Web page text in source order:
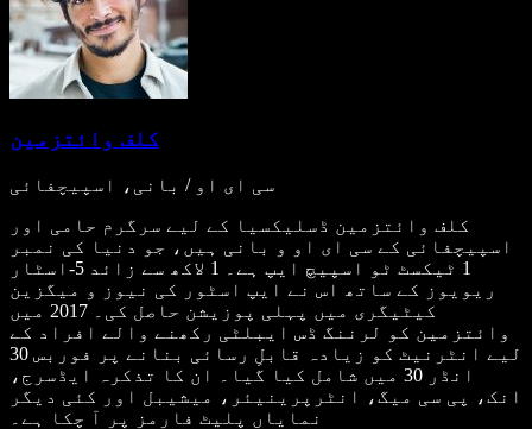
کلف وائتزمین
سی ای او / بانی، اسپیچفائی
کلف وائتزمین ڈسلیکسیا کے لیے سرگرم حامی اور
اسپیچفائی کے سی ای او و بانی ہیں، جو دنیا کی نمبر
1 ٹیکسٹ ٹو اسپیچ ایپ ہے۔ 1 لاکھ سے زائد 5-اسٹار
ریویوز کے ساتھ اس نے ایپ اسٹور کی نیوز و میگزین
کیٹیگری میں پہلی پوزیشن حاصل کی۔ 2017 میں
وائتزمین کو لرننگ ڈس ایبلٹی رکھنے والے افراد کے
لیے انٹرنیٹ کو زیادہ قابلِ رسائی بنانے پر فوربس 30
انڈر 30 میں شامل کیا گیا۔ ان کا تذکرہ ایڈسرج،
انک، پی سی میگ، انٹرپرینیئر، میشیبل اور کئی دیگر
نمایاں پلیٹ فارمز پر آ چکا ہے۔